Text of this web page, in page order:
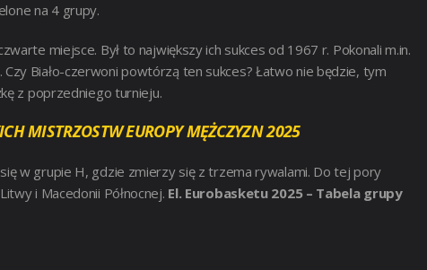
na 4 grupy.
miejsce. Był to największy ich sukces od 1967 r. Pokonali m.in.
Czy Biało-czerwoni powtórzą ten sukces? Łatwo nie będzie, tym
z poprzedniego turnieju.
MISTRZOSTW EUROPY MĘŻCZYZN 2025
w grupie H, gdzie zmierzy się z trzema rywalami. Do tej pory
i Macedonii Północnej. El. Eurobasketu 2025 – Tabela grupy